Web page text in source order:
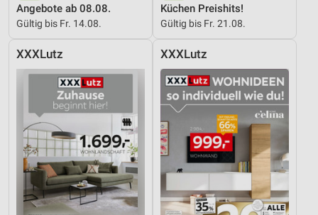
Angebote ab 08.08.
Gültig bis Fr. 14.08.
Küchen Preishits!
Gültig bis Fr. 21.08.
XXXLutz XXXLutz